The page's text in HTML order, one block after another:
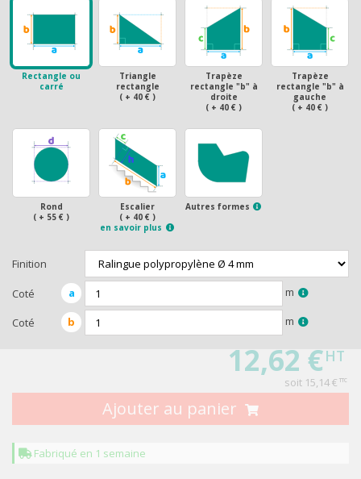
RECEVEZ
Rectangle ou
carré
Triangle
rectangle
( + 40 € )
Trapèze
rectangle "b" à
droite
( + 40 € )
Trapèze
rectangle "b" à
gauche
( + 40 € )
Rond
( + 55 € )
Escalier
( + 40 € )
en savoir plus
Autres formes
Finition
Coté a m
Coté b m
12,62 €HT
soit 15,14 € TTC
Ajouter au panier
Fabriqué en 1 semaine